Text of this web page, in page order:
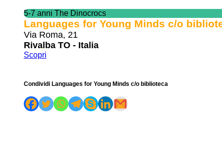
5-7 anni The Dinocrocs
Languages for Young Minds c/o
Via Roma, 21
Rivalba TO - Italia
Scopri
Condividi Languages for Young Minds c/o biblioteca